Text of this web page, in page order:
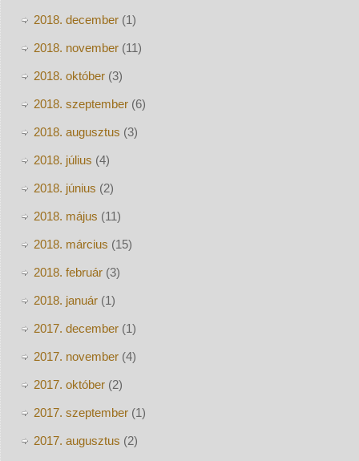
2018. december(1)
2018. november(11)
2018. október(3)
2018. szeptember(6)
2018. augusztus (3)
2018. július (4)
2018. június (2)
2018. május (11)
2018. március (15)
2018. február(3)
2018. január(1)
2017. december(1)
2017. november(4)
2017. október(2)
2017. szeptember(1)
2017. augusztus (2)